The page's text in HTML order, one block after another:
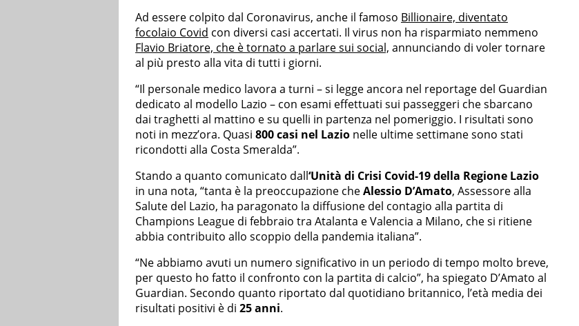
Ad essere colpito dal Coronavirus, anche il famoso Billionaire, diventato
focolaio Covid con diversi casi accertati. Il virus non ha risparmiato nemmeno
Flavio Briatore, che è tornato a parlare sui social, annunciando di voler tornare
al più presto alla vita di tutti i giorni.
“Il personale medico lavora a turni – si legge ancora nel reportage del Guardian
dedicato al modello Lazio – con esami effettuati sui passeggeri che sbarcano
dai traghetti al mattino e su quelli in partenza nel pomeriggio. I risultati sono
noti in mezz’ora. Quasi 800 casi nel Lazio nelle ultime settimane sono stati
ricondotti alla Costa Smeralda”.
Stando a quanto comunicato dall‘Unità di Crisi Covid-19 della Regione Lazio
in una nota, “tanta è la preoccupazione cheAlessio D’Amato, Assessore alla
Salute del Lazio, ha paragonato la diffusione del contagio alla partita di
Champions League di febbraio tra Atalanta e Valencia a Milano, che si ritiene
abbia contribuito allo scoppio della pandemia italiana”.
“Ne abbiamo avuti un numero significativo in un periodo di tempo molto breve,
per questo ho fatto il confronto con la partita di calcio”, ha spiegato D’Amato al
Guardian. Secondo quanto riportato dal quotidiano britannico, l’età media dei
risultati positivi è di 25 anni.